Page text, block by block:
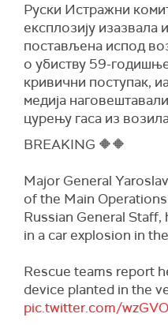
Руски Истражни
експлозију
постављена испод
о убиству 59-
кривични поступак,
медија
цурењу гаса из
BREAKING 🔶🔶
Major General
of the Main
Russian General
in a car explosion in
Rescue teams report
device planted in the
pic.twitter.com/